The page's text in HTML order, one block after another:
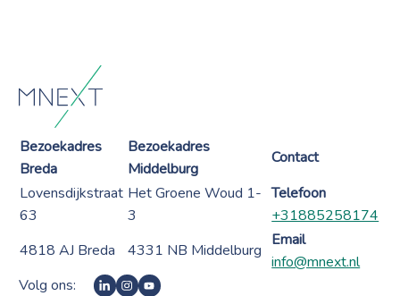
Bezoekadres
Breda
Bezoekadres
Middelburg
Contact
Lovensdijkstraat
63
Het Groene Woud 1-
3
Telefoon
+31885258174
4818 AJ Breda
4331 NB Middelburg
Email
info@mnext.nl
Volg ons: